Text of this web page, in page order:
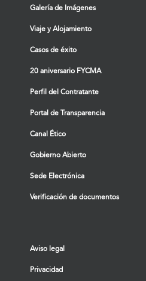
Galería de Imágenes
Viaje y Alojamiento
Casos de éxito
20 aniversario FYCMA
Perfil del Contratante
Portal de Transparencia
Canal Ético
Gobierno Abierto
Sede Electrónica
Verificación de documentos
Aviso legal
Privacidad